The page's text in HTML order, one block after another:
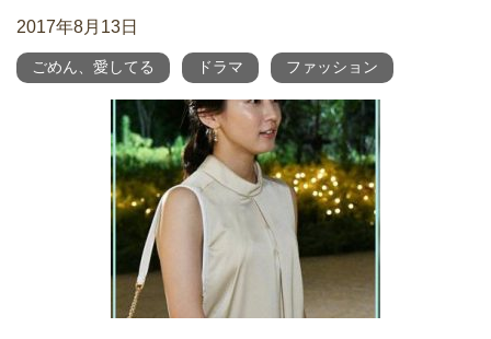
2017年8月13日
ごめん、愛してる ドラマ ファッション